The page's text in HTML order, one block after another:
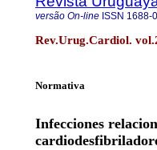
versão On-line ISSN 1688-
Rev.Urug.Cardiol.
Normativa
Infecciones